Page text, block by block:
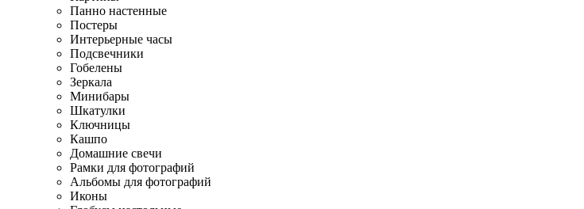
Панно настенные
Постеры
Интерьерные часы
Подсвечники
Гобелены
Зеркала
Минибары
Шкатулки
Ключницы
Кашпо
Домашние свечи
Рамки для фотографий
Альбомы для фотографий
Иконы